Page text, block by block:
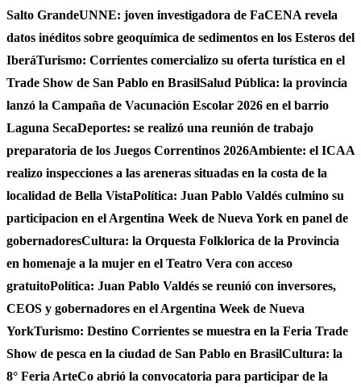
Salto GrandeUNNE: joven investigadora de FaCENA revela
datos inéditos sobre geoquímica de sedimentos en los Esteros del
IberáTurismo: Corrientes comercializo su oferta turística en el
Trade Show de San Pablo en BrasilSalud Pública: la provincia
lanzó la Campaña de Vacunación Escolar 2026 en el barrio
Laguna SecaDeportes: se realizó una reunión de trabajo
preparatoria de los Juegos Correntinos 2026Ambiente: el ICAA
realizo inspecciones a las areneras situadas en la costa de la
localidad de Bella VistaPolítica: Juan Pablo Valdés culmino su
participacion en el Argentina Week de Nueva York en panel de
gobernadoresCultura: la Orquesta Folklorica de la Provincia
en homenaje a la mujer en el Teatro Vera con acceso
gratuitoPolítica: Juan Pablo Valdés se reunió con inversores,
CEOS y gobernadores en el Argentina Week de Nueva
YorkTurismo: Destino Corrientes se muestra en la Feria Trade
Show de pesca en la ciudad de San Pablo en BrasilCultura: la
8° Feria ArteCo abrió la convocatoria para participar de la